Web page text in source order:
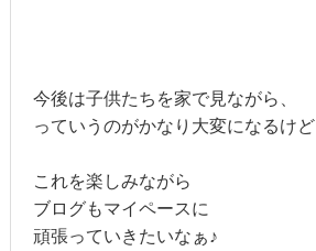
今後は子供たちを家で見ながら、
っていうのがかなり大変になるけど
これを楽しみながら
ブログもマイペースに
頑張っていきたいなぁ♪